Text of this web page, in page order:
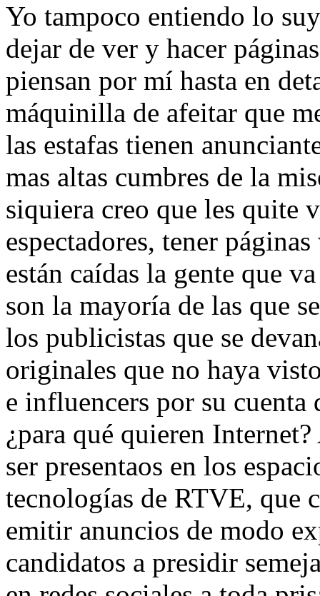
Yo tampoco entiendo lo
dejar de ver y hacer
piensan por mí hasta en
máquinilla de afeitar que
las estafas tienen
mas altas cumbres de la
siquiera creo que les quite
espectadores, tener
están caídas la gente que
son la mayoría de las que
los publicistas que se
originales que no haya
e influencers por su cuenta
¿para qué quieren
ser presentaos en los
tecnologías de RTVE, que
emitir anuncios de modo
candidatos a presidir